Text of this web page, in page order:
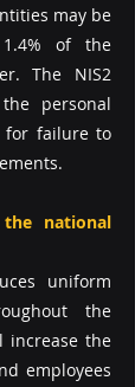
may be
of the
The NIS2
personal
for failure to
national
uniform
the
increase the
employees